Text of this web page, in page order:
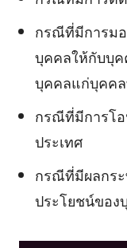
กรณีที่มีการม
บุคคลให้กับบุ
บุคคลแก่บุคค
กรณีที่มีการโ
ประเทศ
กรณีที่มีผลกร
ประโยชน์ของ